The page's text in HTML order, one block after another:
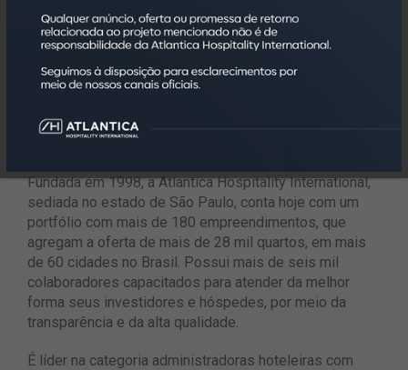
Saiba mais clicandoaqui.
Atlantica Hospitality International
Fundada em 1998, a Atlantica Hospitality International,
sediada no estado de São Paulo, conta hoje com um
portfólio com mais de 180 empreendimentos, que
agregam a oferta de mais de 28 mil quartos, em mais
de 60 cidades no Brasil. Possui mais de seis mil
colaboradores capacitados para atender da melhor
forma seus investidores e hóspedes, por meio da
transparência e da alta qualidade.
É líder na categoria administradoras hoteleiras com